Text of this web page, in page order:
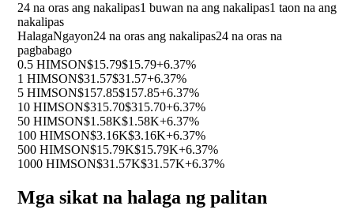
24 na oras ang nakalipas1 buwan na ang nakalipas1 taon na ang
nakalipas
HalagaNgayon24 na oras ang nakalipas24 na oras na
pagbabago
0.5 HIMSON$15.79$15.79+6.37%
1 HIMSON$31.57$31.57+6.37%
5 HIMSON$157.85$157.85+6.37%
10 HIMSON$315.70$315.70+6.37%
50 HIMSON$1.58K$1.58K+6.37%
100 HIMSON$3.16K$3.16K+6.37%
500 HIMSON$15.79K$15.79K+6.37%
1000 HIMSON$31.57K$31.57K+6.37%
Mga sikat na halaga ng palitan